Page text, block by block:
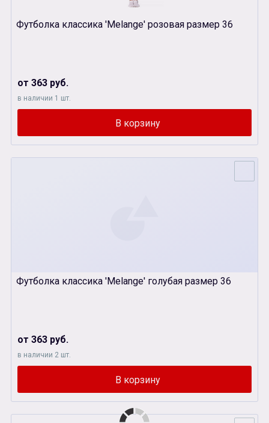
Футболка классика 'Melange' розовая размер 36
от 363 руб.
в наличии 1 шт.
Футболка классика 'Melange' голубая размер 36
от 363 руб.
в наличии 2 шт.